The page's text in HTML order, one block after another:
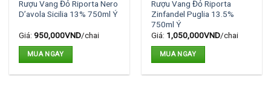
Rượu Vang Đỏ Riporta Nero
D’avola Sicilia 13% 750ml Ý
Giá: 950,000VND/chai
MUA NGAY
Rượu Vang Đỏ Riporta
Zinfandel Puglia 13.5%
750ml Ý
Giá: 1,050,000VND/chai
MUA NGAY